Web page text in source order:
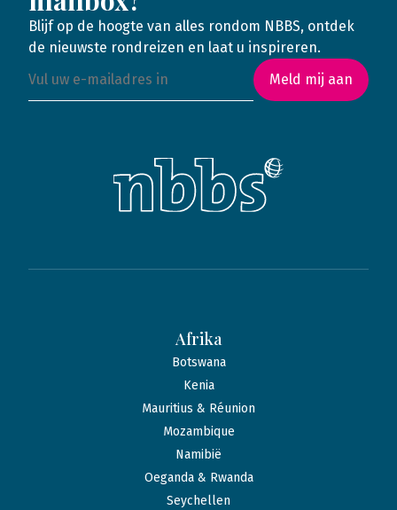
Blijf op de hoogte van alles rondom NBBS, ontdek
de nieuwste rondreizen en laat u inspireren.
Meld mij aan
Afrika
Botswana
Kenia
Mauritius & Réunion
Mozambique
Namibië
Oeganda & Rwanda
Seychellen